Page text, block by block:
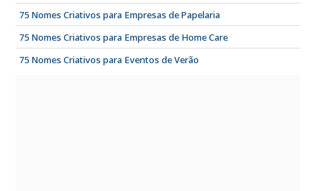
75 Nomes Criativos para Empresas de Papelaria
75 Nomes Criativos para Empresas de Home Care
75 Nomes Criativos para Eventos de Verão